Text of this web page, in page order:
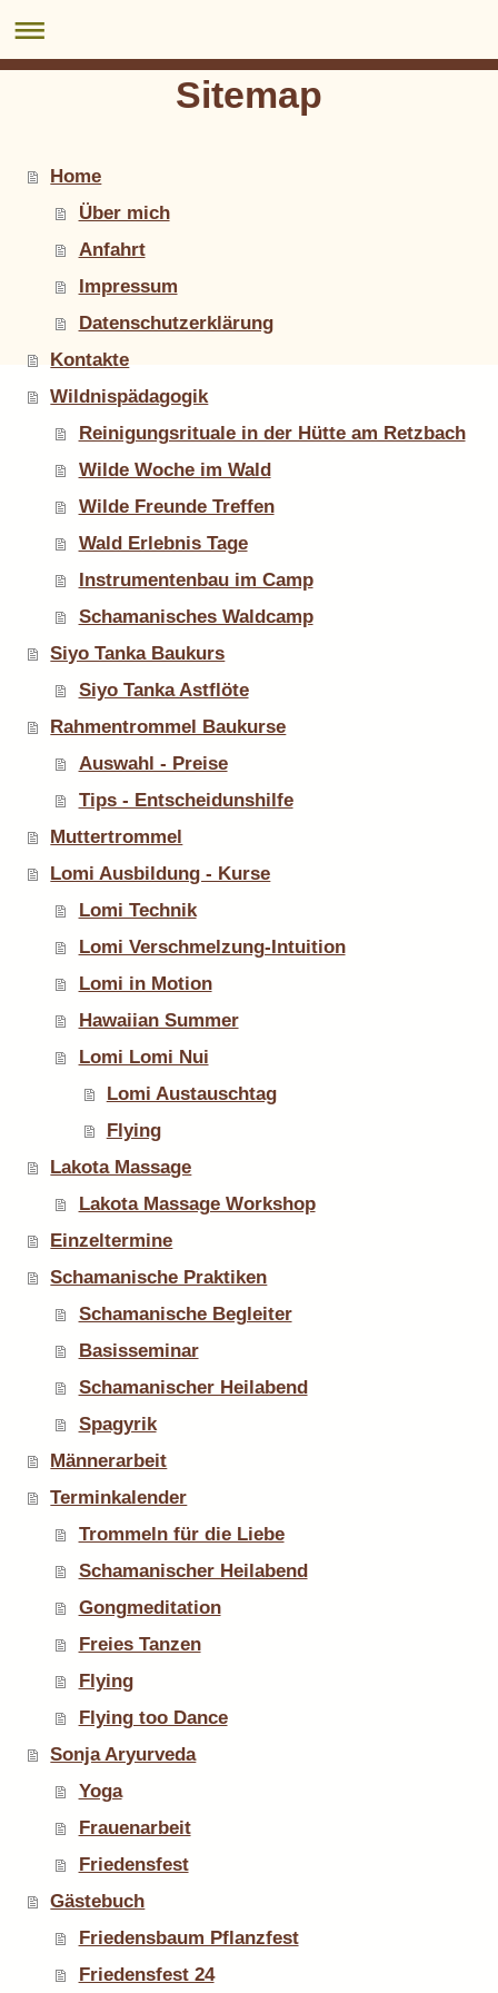
Sitemap
Home
Über mich
Anfahrt
Impressum
Datenschutzerklärung
Kontakte
Wildnispädagogik
Reinigungsrituale in der Hütte am Retzbach
Wilde Woche im Wald
Wilde Freunde Treffen
Wald Erlebnis Tage
Instrumentenbau im Camp
Schamanisches Waldcamp
Siyo Tanka Baukurs
Siyo Tanka Astflöte
Rahmentrommel Baukurse
Auswahl - Preise
Tips - Entscheidunshilfe
Muttertrommel
Lomi Ausbildung - Kurse
Lomi Technik
Lomi Verschmelzung-Intuition
Lomi in Motion
Hawaiian Summer
Lomi Lomi Nui
Lomi Austauschtag
Flying
Lakota Massage
Lakota Massage Workshop
Einzeltermine
Schamanische Praktiken
Schamanische Begleiter
Basisseminar
Schamanischer Heilabend
Spagyrik
Männerarbeit
Terminkalender
Trommeln für die Liebe
Schamanischer Heilabend
Gongmeditation
Freies Tanzen
Flying
Flying too Dance
Sonja Aryurveda
Yoga
Frauenarbeit
Friedensfest
Gästebuch
Friedensbaum Pflanzfest
Friedensfest 24